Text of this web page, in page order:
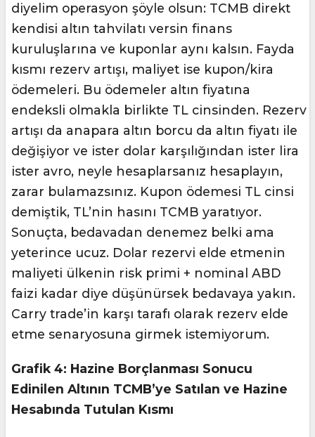
diyelim operasyon şöyle olsun: TCMB direkt
kendisi altın tahvilatı versin finans
kuruluşlarına ve kuponlar aynı kalsın. Fayda
kısmı rezerv artışı, maliyet ise kupon/kira
ödemeleri. Bu ödemeler altın fiyatına
endeksli olmakla birlikte TL cinsinden. Rezerv
artışı da anapara altın borcu da altın fiyatı ile
değişiyor ve ister dolar karşılığından ister lira
ister avro, neyle hesaplarsanız hesaplayın,
zarar bulamazsınız. Kupon ödemesi TL cinsi
demiştik, TL’nin hasını TCMB yaratıyor.
Sonuçta, bedavadan denemez belki ama
yeterince ucuz. Dolar rezervi elde etmenin
maliyeti ülkenin risk primi + nominal ABD
faizi kadar diye düşünürsek bedavaya yakın.
Carry trade’in karşı tarafı olarak rezerv elde
etme senaryosuna girmek istemiyorum.
Grafik 4: Hazine Borçlanması Sonucu
Edinilen Altının TCMB’ye Satılan ve Hazine
Hesabında Tutulan Kısmı